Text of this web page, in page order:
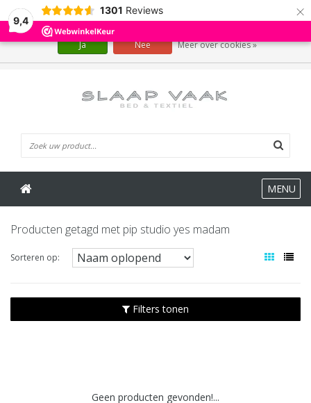
9,4
1301 Reviews ×
MENU
Producten getagd met pip studio yes madam
Sorteren op:
Filters tonen
Geen producten gevonden!...
Wij slaan cookies op om onze website te verbeteren. Is dat akkoord?
Ja Nee Meer over cookies »